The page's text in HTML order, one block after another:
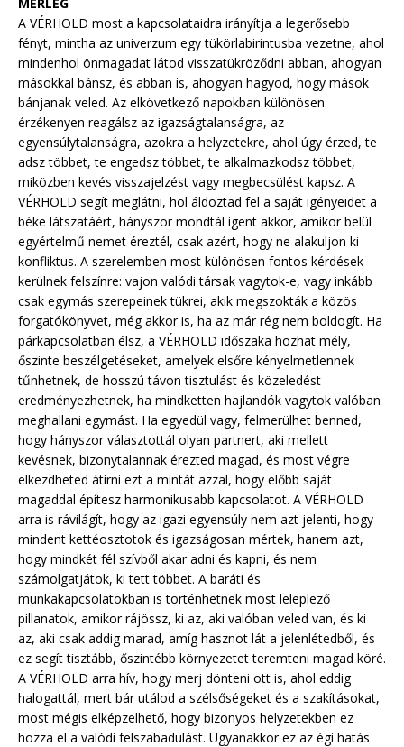
A VÉRHOLD most a kapcsolataidra irányítja a legerősebb
fényt, mintha az univerzum egy tükörlabirintusba vezetne, ahol
mindenhol önmagadat látod visszatükröződni abban, ahogyan
másokkal bánsz, és abban is, ahogyan hagyod, hogy mások
bánjanak veled. Az elkövetkező napokban különösen
érzékenyen reagálsz az igazságtalanságra, az
egyensúlytalanságra, azokra a helyzetekre, ahol úgy érzed, te
adsz többet, te engedsz többet, te alkalmazkodsz többet,
miközben kevés visszajelzést vagy megbecsülést kapsz. A
VÉRHOLD segít meglátni, hol áldoztad fel a saját igényeidet a
béke látszatáért, hányszor mondtál igent akkor, amikor belül
egyértelmű nemet éreztél, csak azért, hogy ne alakuljon ki
konfliktus. A szerelemben most különösen fontos kérdések
kerülnek felszínre: vajon valódi társak vagytok-e, vagy inkább
csak egymás szerepeinek tükrei, akik megszokták a közös
forgatókönyvet, még akkor is, ha az már rég nem boldogít. Ha
párkapcsolatban élsz, a VÉRHOLD időszaka hozhat mély,
őszinte beszélgetéseket, amelyek elsőre kényelmetlennek
tűnhetnek, de hosszú távon tisztulást és közeledést
eredményezhetnek, ha mindketten hajlandók vagytok valóban
meghallani egymást. Ha egyedül vagy, felmerülhet benned,
hogy hányszor választottál olyan partnert, aki mellett
kevésnek, bizonytalannak érezted magad, és most végre
elkezdheted átírni ezt a mintát azzal, hogy előbb saját
magaddal építesz harmonikusabb kapcsolatot. A VÉRHOLD
arra is rávilágít, hogy az igazi egyensúly nem azt jelenti, hogy
mindent kettéosztotok és igazságosan mértek, hanem azt,
hogy mindkét fél szívből akar adni és kapni, és nem
számolgatjátok, ki tett többet. A baráti és
munkakapcsolatokban is történhetnek most leleplező
pillanatok, amikor rájössz, ki az, aki valóban veled van, és ki
az, aki csak addig marad, amíg hasznot lát a jelenlétedből, és
ez segít tisztább, őszintébb környezetet teremteni magad köré.
A VÉRHOLD arra hív, hogy merj dönteni ott is, ahol eddig
halogattál, mert bár utálod a szélsőségeket és a szakításokat,
most mégis elképzelhető, hogy bizonyos helyzetekben ez
hozza el a valódi felszabadulást. Ugyanakkor ez az égi hatás